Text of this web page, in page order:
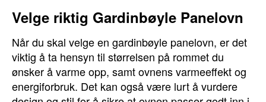
Velge riktig Gardinbøyle Panelovn
Når du skal velge en gardinbøyle panelovn, er det
viktig å ta hensyn til størrelsen på rommet du
ønsker å varme opp, samt ovnens varmeeffekt og
energiforbruk. Det kan også være lurt å vurdere